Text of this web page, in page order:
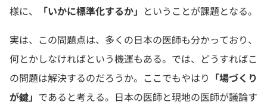
様に、 「いかに標準化するか」 ということが課題となる。
実は、この問題点は、多くの日本の医師も分かっており、
何とかしなければという機運もある。では、どうすればこ
の問題は解決するのだろうか。ここでもやはり 「場づくり
が鍵」 であると考える。日本の医師と現地の医師が議論す